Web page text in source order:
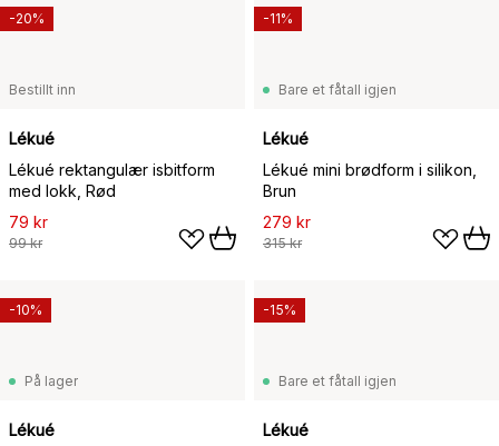
Bestillt inn
Lékué
Lékué rektangulær isbitform
med lokk, Rød
79 kr
99 kr
-20%
Bare et fåtall igjen
Lékué
Lékué mini brødform i silikon,
Brun
279 kr
315 kr
-11%
På lager
Lékué
-10%
Bare et fåtall igjen
Lékué
-15%